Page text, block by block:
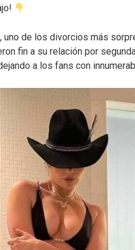
uno de los divorcios más
fin a su relación por
a los fans con